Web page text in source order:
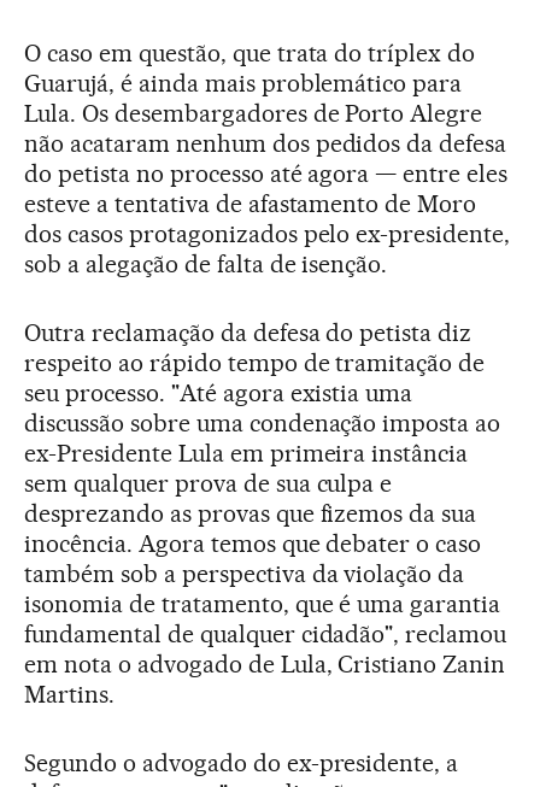
O caso em questão, que trata do tríplex do
Guarujá, é ainda mais problemático para
Lula. Os desembargadores de Porto Alegre
não acataram nenhum dos pedidos da defesa
do petista no processo até agora — entre eles
esteve a tentativa de afastamento de Moro
dos casos protagonizados pelo ex-presidente,
sob a alegação de falta de isenção.
Outra reclamação da defesa do petista diz
respeito ao rápido tempo de tramitação de
seu processo. "Até agora existia uma
discussão sobre uma condenação imposta ao
ex-Presidente Lula em primeira instância
sem qualquer prova de sua culpa e
desprezando as provas que fizemos da sua
inocência. Agora temos que debater o caso
também sob a perspectiva da violação da
isonomia de tratamento, que é uma garantia
fundamental de qualquer cidadão", reclamou
em nota o advogado de Lula, Cristiano Zanin
Martins.
Segundo o advogado do ex-presidente, a